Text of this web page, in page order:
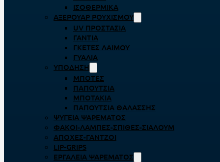
ΙΣΟΘΕΡΜΙΚΆ
ΑΞΕΡΟΥΆΡ ΡΟΥΧΙΣΜΟΎ
UV ΠΡΟΣΤΑΣΊΑ
ΓΆΝΤΙΑ
ΓΚΈΤΕΣ ΛΑΊΜΟΥ
ΓΥΑΛΙΆ
ΥΠΌΔΗΣΗ
ΜΠΌΤΕΣ
ΠΑΠΟΎΤΣΙΑ
ΜΠΟΤΆΚΙΑ
ΠΑΠΟΎΤΣΙΑ ΘΑΛΆΣΣΗΣ
ΨΥΓΕΊΑ ΨΑΡΈΜΑΤΟΣ
ΦΑΚΟΊ-ΛΆΜΠΕΣ-ΣΠΊΘΕΣ-ΣΊΑΛΟΥΜ
ΑΠΌΧΕΣ-ΓΆΝΤΖΟΙ
LIP-GRIPS
EΡΓΑΛΕΊΑ ΨΑΡΈΜΑΤΟΣ